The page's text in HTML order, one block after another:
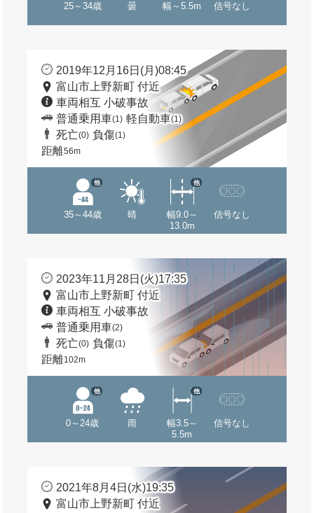
25～34歳 曇 幅～5.5m 信号なし
2019年12月16日(月)08:45
富山市上野新町 付近
車両相互 小破事故
普通乗用車(1) 軽自動車(1)
死亡(0) 負傷(1)
距離56m
35～44歳
他
晴
幅9.0～
13.0m
他
信号なし
2023年11月28日(火)17:35
富山市上野新町 付近
車両相互 小破事故
普通乗用車(2)
死亡(0) 負傷(1)
距離102m
0～24歳
他
雨
幅3.5～
5.5m
他
信号なし
2021年8月4日(水)19:35
富山市上野新町 付近